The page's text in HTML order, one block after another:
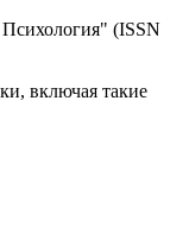
Психология" (ISSN
включая такие